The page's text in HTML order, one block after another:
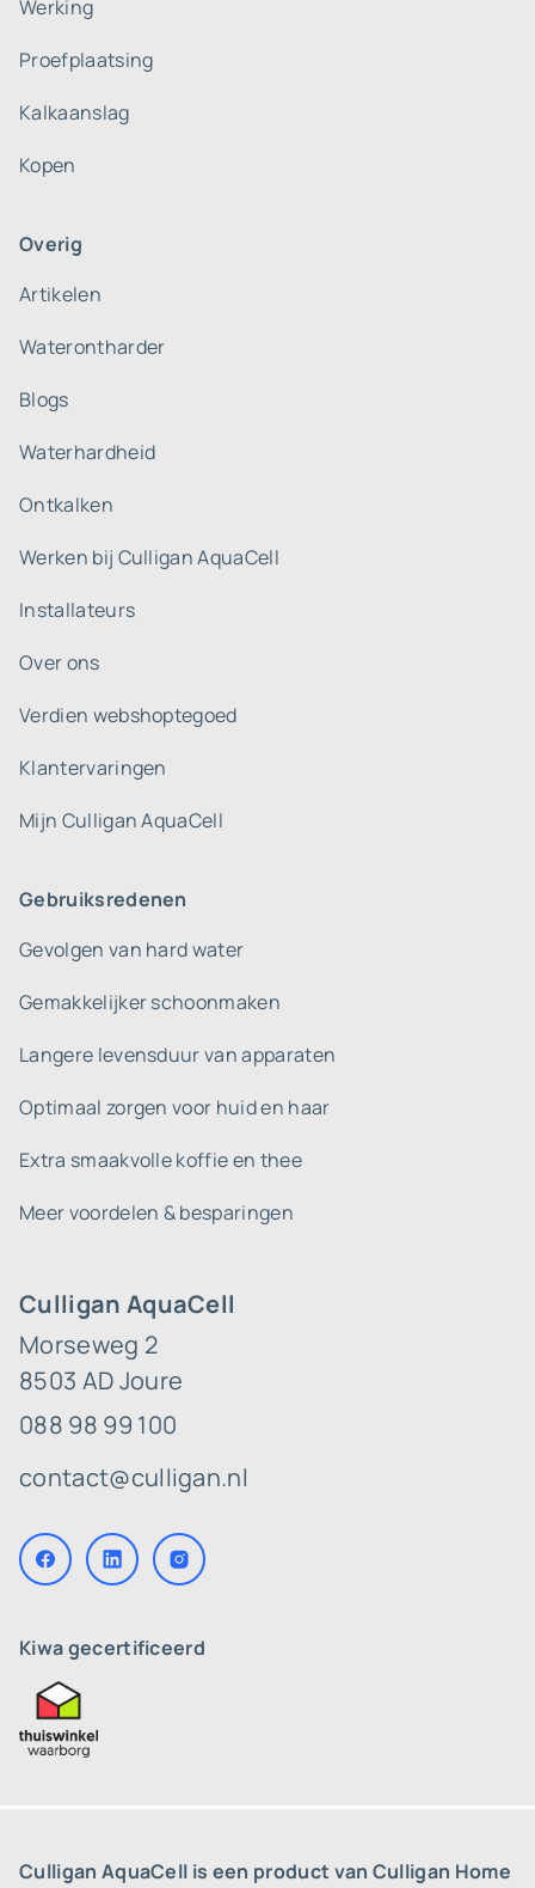
Culligan AquaCell
Morseweg 2
8503 AD Joure
088 98 99 100
contact@culligan.nl
Kiwa gecertificeerd
Werking
Proefplaatsing
Kalkaanslag
Kopen
Overig
Artikelen
Waterontharder
Blogs
Waterhardheid
Ontkalken
Werken bij Culligan AquaCell
Installateurs
Over ons
Verdien webshoptegoed
Klantervaringen
Mijn Culligan AquaCell
Gebruiksredenen
Gevolgen van hard water
Gemakkelijker schoonmaken
Langere levensduur van apparaten
Optimaal zorgen voor huid en haar
Extra smaakvolle koffie en thee
Meer voordelen & besparingen
Culligan AquaCell is een product van Culligan Home